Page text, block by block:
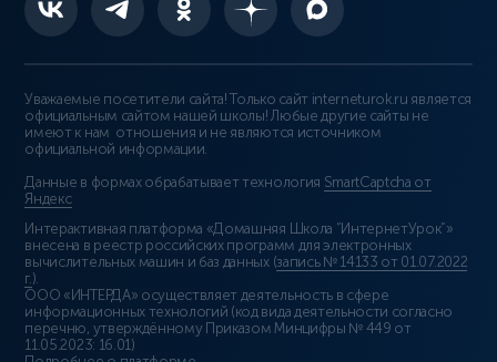
Уважаемые посетители сайта! Только сайт interneturok.ru является
официальным сайтом нашей школы! Любые другие сайты не
имеют к нам отношения и не являются источником
официальной информации.
Данные в формах обрабатывает технология SmartCaptcha от
Яндекс
Интерактивная платформа «Домашняя Школа “ИнтернетУрок”»
внесена в реестр российских программ для электронных
вычислительных машин и баз данных (запись № 14133 от 01.07.2022
г.).
ООО «ИНТЕРДА» осуществляет деятельность в сфере
информационных технологий (код вида деятельности согласно
перечню, утверждённому Приказом Минцифры № 449 от
11.05.2023: 16.01)